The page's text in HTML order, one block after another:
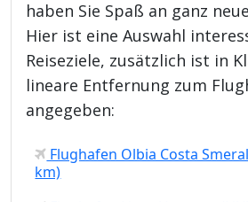
haben Sie Spaß an ganz
Hier ist eine Auswahl
Reiseziele, zusätzlich ist in
lineare Entfernung zum
angegeben:
Flughafen Olbia Costa
km)